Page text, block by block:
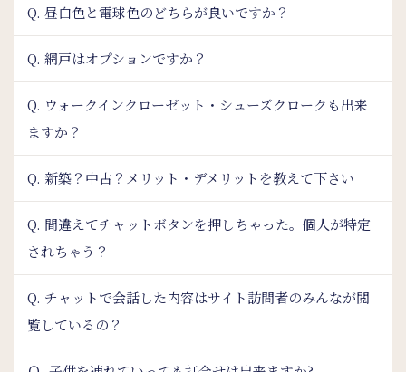
Q. 昼白色と電球色のどちらが良いですか？
Q. 網戸はオプションですか？
Q. ウォークインクローゼット・シューズクロークも出来
ますか？
Q. 新築？中古？メリット・デメリットを教えて下さい
Q. 間違えてチャットボタンを押しちゃった。個人が特定
されちゃう？
Q. チャットで会話した内容はサイト訪問者のみんなが閲
覧しているの？